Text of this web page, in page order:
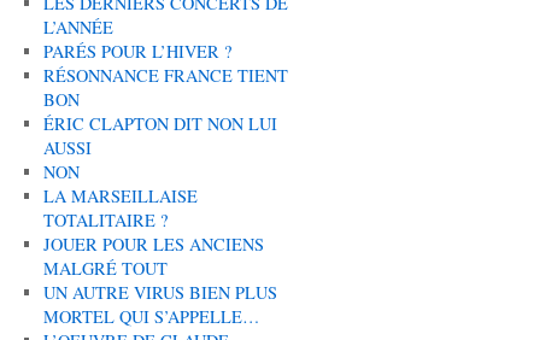
L’ANNÉE
PARÉS POUR L’HIVER ?
RÉSONNANCE FRANCE TIENT
BON
ÉRIC CLAPTON DIT NON LUI
AUSSI
NON
LA MARSEILLAISE
TOTALITAIRE ?
JOUER POUR LES ANCIENS
MALGRÉ TOUT
UN AUTRE VIRUS BIEN PLUS
MORTEL QUI S’APPELLE…